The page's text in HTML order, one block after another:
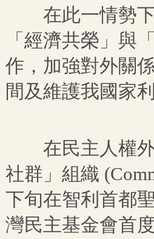
在此一情勢下
「經濟共榮」與
作，加強對外關
間及維護我國家
在民主人權外
社群」組織
下旬在智利首都
灣民主基金會首